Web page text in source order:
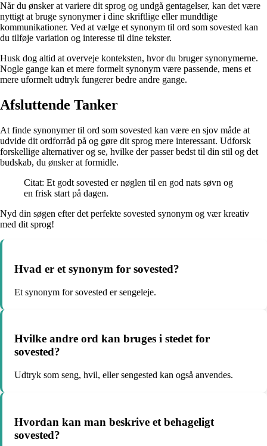
Når du ønsker at variere dit sprog og undgå gentagelser, kan det være
nyttigt at bruge synonymer i dine skriftlige eller mundtlige
kommunikationer. Ved at vælge et synonym til ord som sovested kan
du tilføje variation og interesse til dine tekster.
Husk dog altid at overveje konteksten, hvor du bruger synonymerne.
Nogle gange kan et mere formelt synonym være passende, mens et
mere uformelt udtryk fungerer bedre andre gange.
Afsluttende Tanker
At finde synonymer til ord som sovested kan være en sjov måde at
udvide dit ordforråd på og gøre dit sprog mere interessant. Udforsk
forskellige alternativer og se, hvilke der passer bedst til din stil og det
budskab, du ønsker at formidle.
Citat: Et godt sovested er nøglen til en god nats søvn og
en frisk start på dagen.
Nyd din søgen efter det perfekte sovested synonym og vær kreativ
med dit sprog!
Hvad er et synonym for sovested?
Et synonym for sovested er sengeleje.
Hvilke andre ord kan bruges i stedet for
sovested?
Udtryk som seng, hvil, eller sengested kan også anvendes.
Hvordan kan man beskrive et behageligt
sovested?